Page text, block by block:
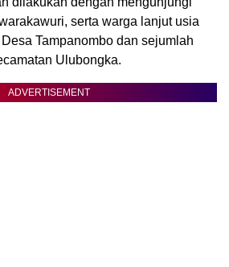
serta warga lanjut usia
Tampanombo dan sejumlah
Ulubongka.
ADVERTISEMENT